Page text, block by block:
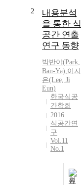
2
내용분석
을 통한 식
공간 연출
연구 동향
박반야(Park,
Ban-Ya),이지
은(Lee, Ji
Eun)
한국식공
간학회
2016
식공간연
구
Vol.11
No.1
원